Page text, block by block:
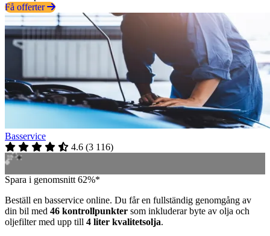
Få offerter
Basservice
4.6 (3 116)
Spara i genomsnitt 62%*
Beställ en basservice online. Du får en fullständig genomgång av
din bil med 46 kontrollpunkter som inkluderar byte av olja och
oljefilter med upp till 4 liter kvalitetsolja.